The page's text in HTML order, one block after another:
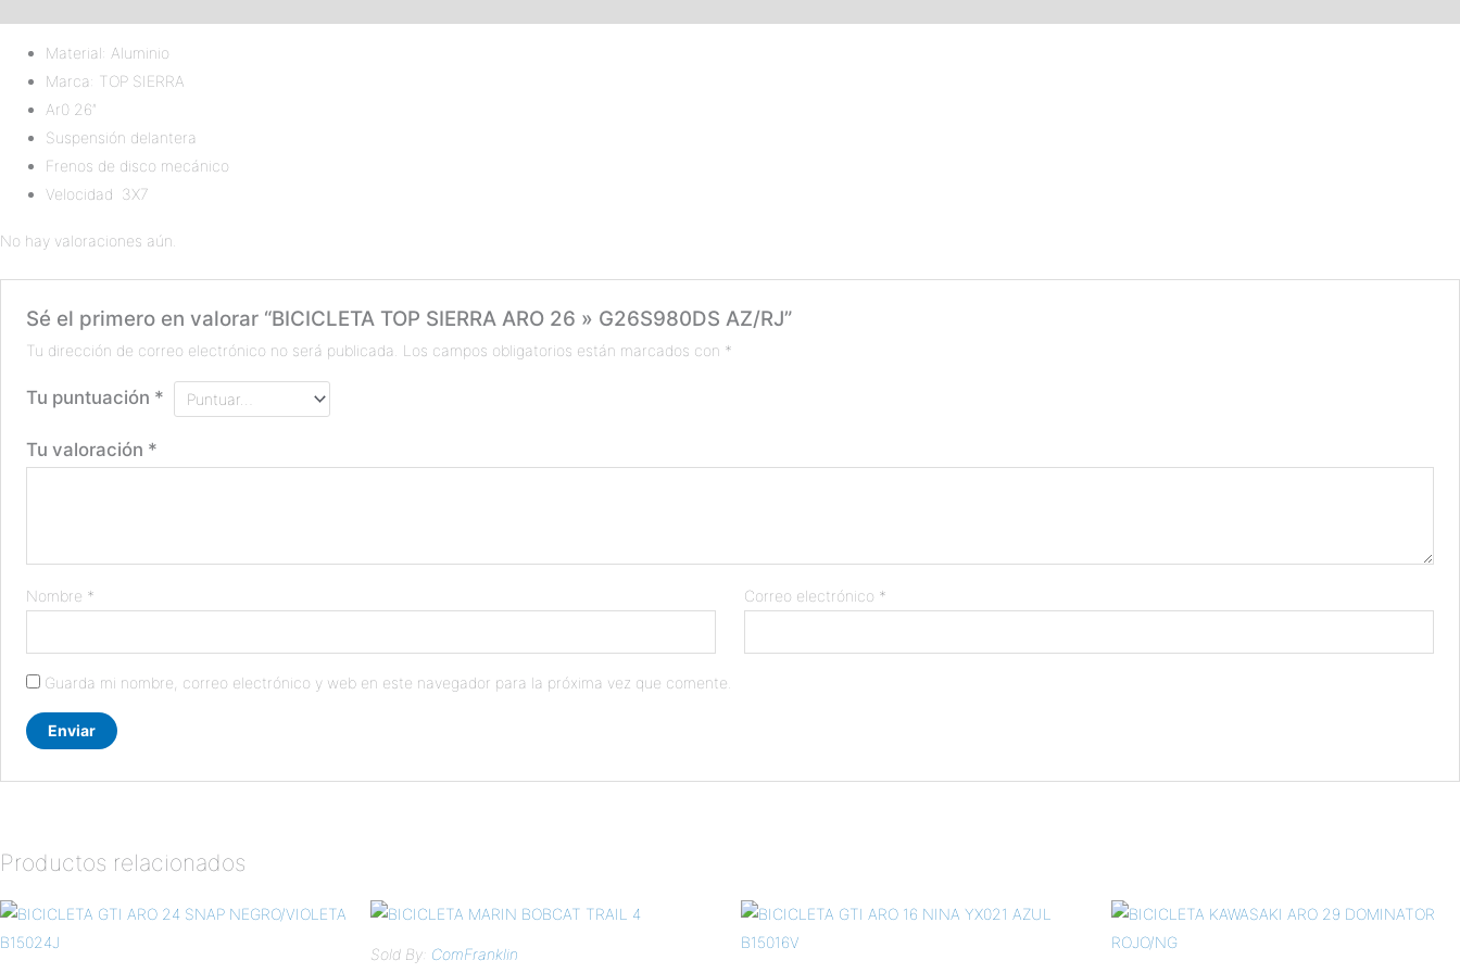
Material: Aluminio
Marca: TOP SIERRA
Ar0 26″
Suspensión delantera
Frenos de disco mecánico
Velocidad 3X7
No hay valoraciones aún.
Sé el primero en valorar “BICICLETA TOP SIERRA ARO 26 » G26S980DS AZ/RJ”
Tu dirección de correo electrónico no será publicada. Los campos obligatorios están marcados con *
Tu puntuación *
Tu valoración *
Nombre * Correo electrónico *
Guarda mi nombre, correo electrónico y web en este navegador para la próxima vez que comente.
Productos relacionados
Sold By: ComFranklin